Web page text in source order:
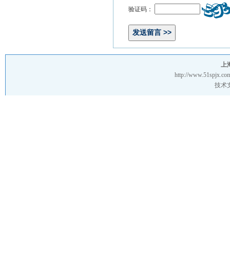
验证码：
上
http://
技术